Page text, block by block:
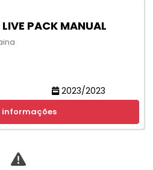
LIVE PACK MANUAL
2023/2023
informações